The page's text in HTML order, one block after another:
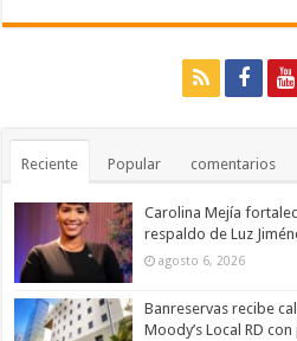
Reciente Popular comentarios
Carolina Mejía
respaldo de Luz
agosto 6, 2026
Banreservas recibe
Moody’s Local RD